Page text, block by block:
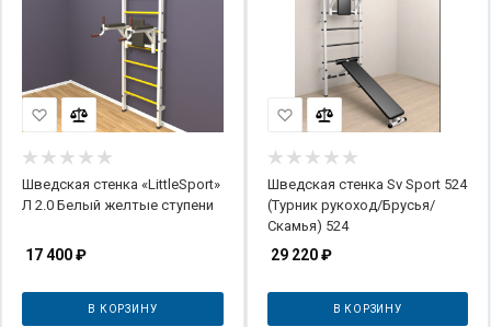
Шведская стенка «LittleSport»
Л 2.0 Белый желтые ступени
17 400₽
В КОРЗИНУ
Шведская стенка Sv Sport 524
(Турник рукоход/Брусья/
Скамья) 524
29 220₽
В КОРЗИНУ